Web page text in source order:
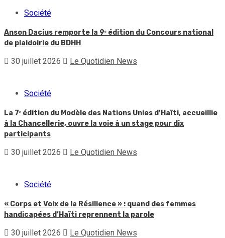
Société
Anson Dacius remporte la 9ᵉ édition du Concours national
de plaidoirie du BDHH
30 juillet 2026 Le Quotidien News
Société
La 7ᵉ édition du Modèle des Nations Unies d’Haïti, accueillie
à la Chancellerie, ouvre la voie à un stage pour dix
participants
30 juillet 2026 Le Quotidien News
Société
« Corps et Voix de la Résilience » : quand des femmes
handicapées d’Haïti reprennent la parole
30 juillet 2026 Le Quotidien News